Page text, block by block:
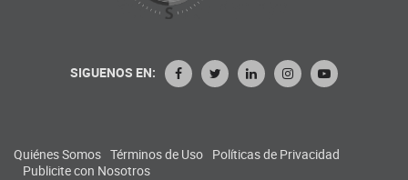
SIGUENOS EN:
Quiénes Somos Términos de Uso Políticas de Privacidad
Publicite con Nosotros